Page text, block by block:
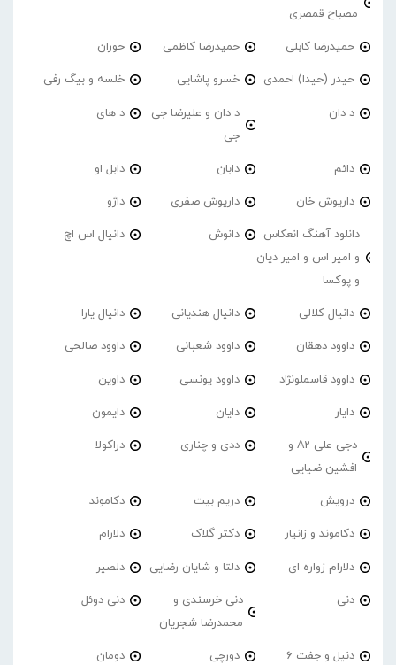
مصباح قمصری
حمیدرضا کابلی حمیدرضا کاظمی حوران
حیدر (حیدا) احمدی خسرو پاشایی خلسه و بیگ رفی
د دان
د دان و علیرضا جی
جی
د های
دائم دابان دابل او
داریوش خان داریوش صفری داژو
دانلود آهنگ انعکاس
و امیر اس و امیر دیان
و پوکسا
دانوش دانیال اس اچ
دانیال کلالی دانیال هندیانی دانیال یارا
داوود دهقان داوود شعبانی داوود صالحی
داوود قاسملونژاد داوود یونسی داوین
دایار دایان دایمون
دجی علی A2 و
افشین ضیایی
ددی و چناری دراکولا
درویش دریم بیت دکاموند
دکاموند و زانیار دکتر گلاک دلارام
دلارام زواره ای دلتا و شایان رضایی دلصیر
دنی
دنی خرسندی و
محمدرضا شجریان
دنی دوئل
دنیل و جفت 6 دورچی دومان